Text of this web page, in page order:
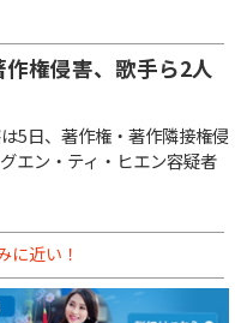
権侵害、歌手ら2人
5日、著作権・著作隣接権侵
エン・ティ・ヒエン容疑者
に近い！